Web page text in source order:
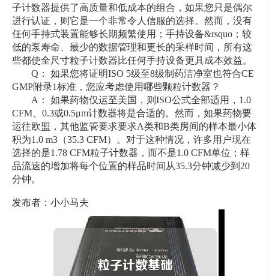
子计数器提供了高质量和低成本的组合，如果您只是偶尔
进行认证，则它是一个非常令人信服的选择。然而，没有
任何手持式装置能够长期频繁使用；手持设备&rsquo；较
低的泵寿命、最少的数据管理和更长的采样时间，所有这
些都使全尺寸粒子计数器比任何手持设备更具成本效益。
Q： 如果您将证明ISO 5级至8级制药洁净室也符合CE
GMP附录1标准，您应考虑使用哪些颗粒计数器？
A： 如果药物仅运至美国，则ISO公式全部适用，1.0
CFM、0.3或0.5μm计数器将是合适的。然而，如果药物要
运往欧盟，其他监管要求要求A类和B类房间的样本最小体
积为1.0 m3（35.3 CFM）。对于这种情况，许多用户现在
选择的是1.78 CFM粒子计数器，而不是1.0 CFM单位；样
品流速的增加将每个位置的样品时间从35.3分钟减少到20
分钟。
发布者：小小马夫